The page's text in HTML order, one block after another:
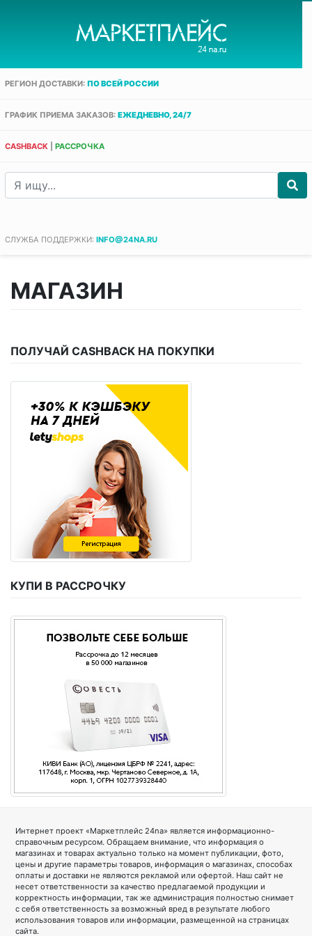
РЕГИОН ДОСТАВКИ: ПО ВСЕЙ РОССИИ
ГРАФИК ПРИЕМА ЗАКАЗОВ: ЕЖЕДНЕВНО, 24/7
CASHBACK РАССРОЧКА
СЛУЖБА ПОДДЕРЖКИ: INFO@24NA.RU
МАГАЗИН
ПОЛУЧАЙ CASHBACK НА ПОКУПКИ
КУПИ В РАССРОЧКУ
Интернет проект «Маркетплейс 24na» является информационно-
справочным ресурсом. Обращаем внимание, что информация о
магазинах и товарах актуально только на момент публикации, фото,
цены и другие параметры товаров, информация о магазинах, способах
оплаты и доставки не являются рекламой или офертой. Наш сайт не
несет ответственности за качество предлагаемой продукции и
корректность информации, так же администрация полностью снимает
с себя ответственность за возможный вред в результате любого
использования товаров или информации, размещенной на страницах
сайта.